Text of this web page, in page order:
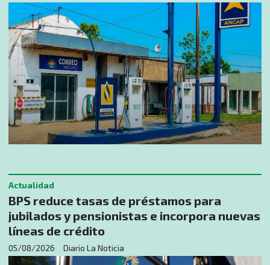
BPS reduce tasas de préstamos para
jubilados y pensionistas e incorpora nuevas
líneas de crédito
Diario La Noticia
Actualidad
05/08/2026